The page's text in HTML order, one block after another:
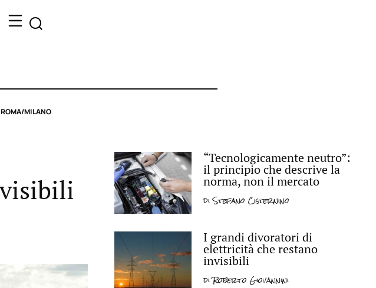
ROMA/MILANO
“Tecnologicamente neutro”:
il principio che descrive la
norma, non il mercato
diStefano Cisternino
I grandi divoratori di
elettricità che restano
invisibili
diRoberto Giovannini